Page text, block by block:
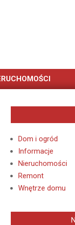
Dom i ogród
Informacje
Nieruchomości
Remont
Wnętrze domu